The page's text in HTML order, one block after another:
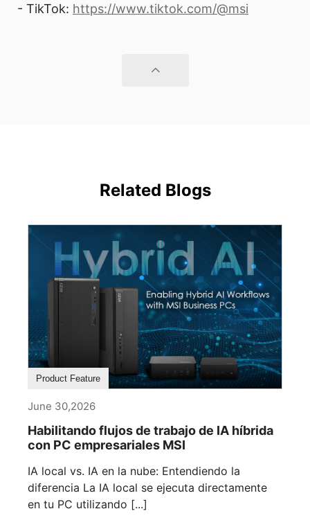
- TikTok: https://www.tiktok.com/@msi
Related Blogs
Product Feature
June 30,2026
Habilitando flujos de trabajo de IA híbrida
con PC empresariales MSI
IA local vs. IA en la nube: Entendiendo la
diferencia La IA local se ejecuta directamente
en tu PC utilizando [...]